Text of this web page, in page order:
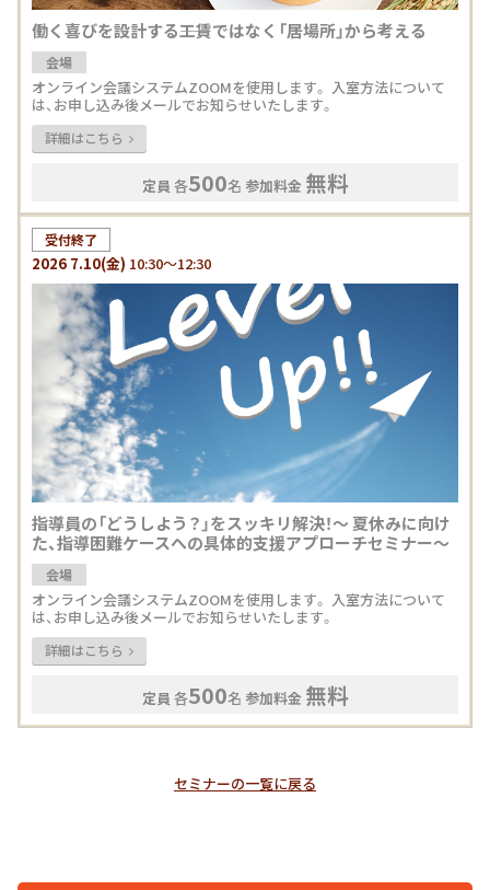
働く喜びを設計する――工賃ではなく「居場所」から考える
会場
オンライン会議システムZOOMを使用します。 入室方法について
は、お申し込み後メールでお知らせいたします。
詳細はこちら
定員 各500名 参加料金 無料
受付終了
2026 7.10(金) 10:30～12:30
指導員の「どうしよう？」をスッキリ解決！〜 夏休みに向け
た、指導困難ケースへの具体的支援アプローチセミナー〜
会場
オンライン会議システムZOOMを使用します。 入室方法について
は、お申し込み後メールでお知らせいたします。
詳細はこちら
定員 各500名 参加料金 無料
セミナーの一覧に戻る